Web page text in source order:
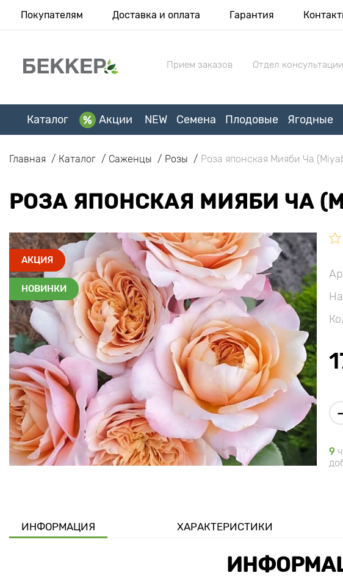
Покупателям Доставка и оплата Гарантия
Прием заказов Отдел консультации
Каталог Акции NEW Семена Плодовые Ягодные
Главная Каталог Саженцы Розы Роза японская Мияби Ча
РОЗА ЯПОНСКАЯ МИЯБИ ЧА
АКЦИЯ
НОВИНКИ
-
9
ИНФОРМАЦИЯ ХАРАКТЕРИСТИКИ